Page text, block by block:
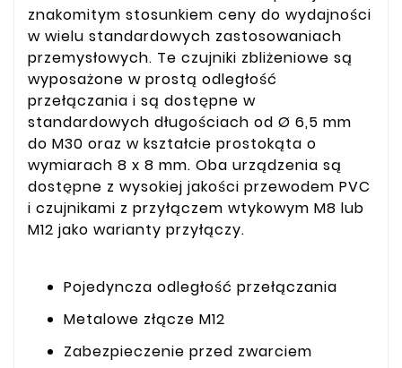
znakomitym stosunkiem ceny do wydajności
w wielu standardowych zastosowaniach
przemysłowych. Te czujniki zbliżeniowe są
wyposażone w prostą odległość
przełączania i są dostępne w
standardowych długościach od Ø 6,5 mm
do M30 oraz w kształcie prostokąta o
wymiarach 8 x 8 mm. Oba urządzenia są
dostępne z wysokiej jakości przewodem PVC
i czujnikami z przyłączem wtykowym M8 lub
M12 jako warianty przyłączy.
Pojedyncza odległość przełączania
Metalowe złącze M12
Zabezpieczenie przed zwarciem